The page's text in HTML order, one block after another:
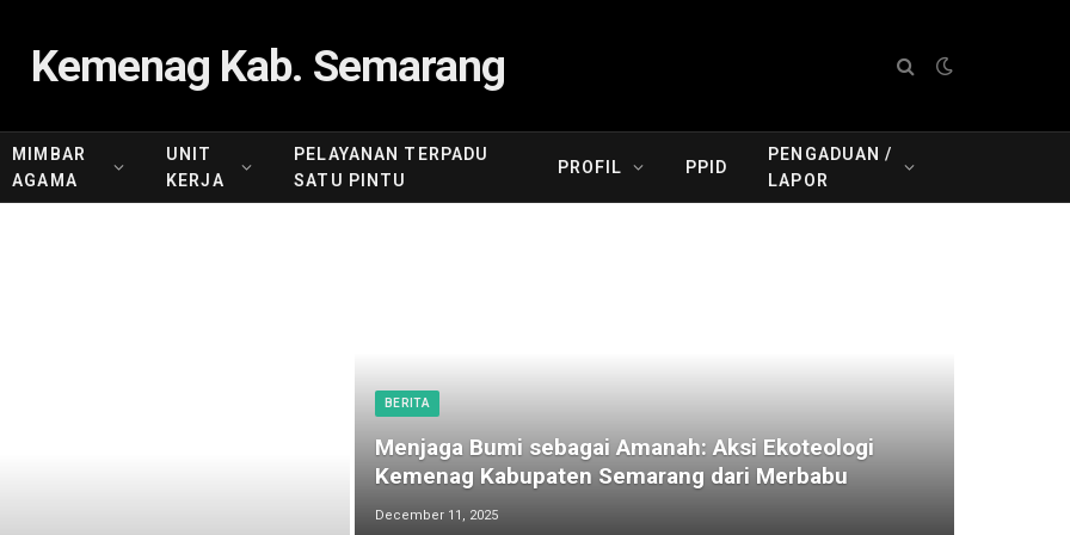
Kemenag Kab. Semarang
MIMBAR
AGAMA
UNIT
KERJA
PELAYANAN TERPADU
SATU PINTU
PROFIL PPID
PENGADUAN /
LAPOR
BERITA
Menjaga Bumi sebagai Amanah: Aksi Ekoteologi
Kemenag Kabupaten Semarang dari Merbabu
December 11, 2025